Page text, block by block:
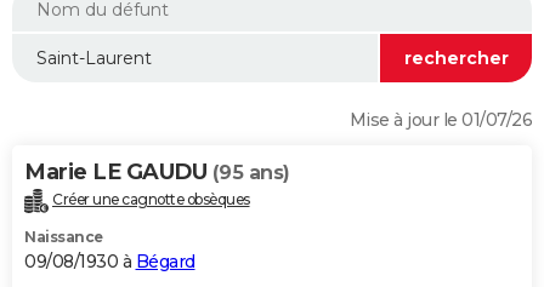
Forum
Aménagement intérieur
Extérieur
Cuisine
Salle de bains
Jardinage
Rangement
WEEK-END
Guides de France
Escapades
Patrimoine
Expositions
Musées
Week-end nature
LIFESTYLE
Alimentation
Guide de la santé
Maladies
Médicaments
Sommeil
VOYAGE
Destinations
City break
Voyage nature
Voyage de noces
Forum
Climat
+PHOTO
GUIDES D'ACHAT
Mise à jour le 01/07/26
Marie LE GAUDU (95 ans)
Créer une cagnotte obsèques
Naissance
09/08/1930 à Bégard